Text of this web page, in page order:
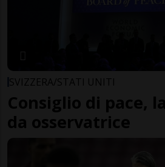
SVIZZERA/STATI UNITI
Consiglio di pace,
da osservatrice